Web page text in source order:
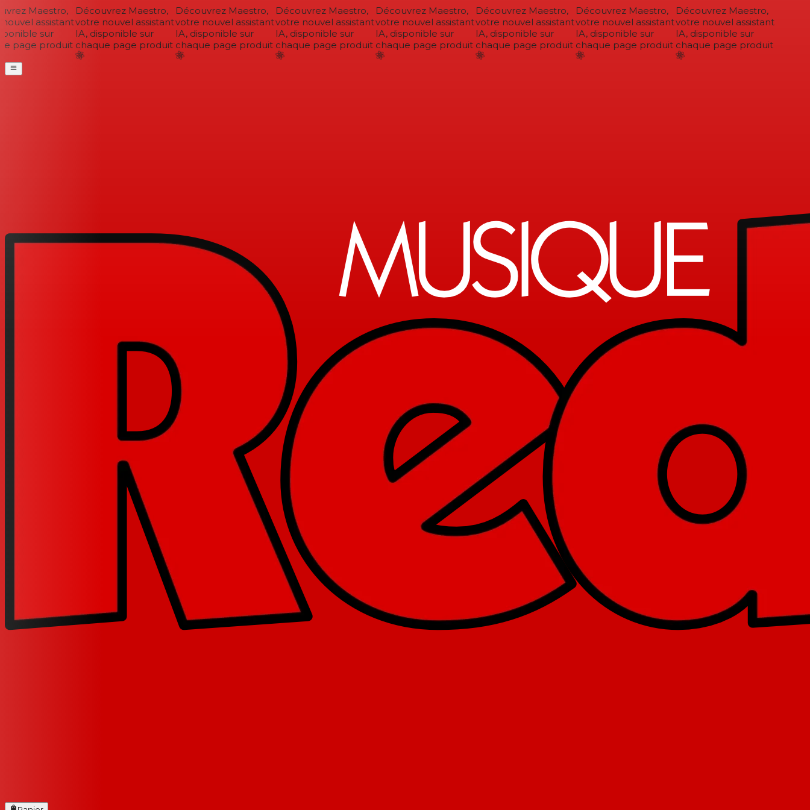
Maestro,
assistant
sur
page produit
Découvrez Maestro,
votre nouvel assistant
IA, disponible sur
chaque page produit
Découvrez Maestro,
votre nouvel assistant
IA, disponible sur
chaque page produit
Découvrez Maestro,
votre nouvel assistant
IA, disponible sur
chaque page produit
Découvrez Maestro,
votre nouvel assistant
IA, disponible sur
chaque page produit
Découvrez Maestro,
votre nouvel assistant
IA, disponible sur
chaque page produit
Découvrez Maestro,
votre nouvel assistant
IA, disponible sur
chaque page produit
Découvrez Maestro,
votre nouvel assistant
IA, disponible sur
chaque page produit